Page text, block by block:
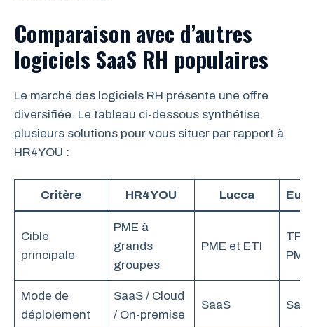
Comparaison avec d’autres
logiciels SaaS RH populaires
Le marché des logiciels RH présente une offre
diversifiée. Le tableau ci-dessous synthétise
plusieurs solutions pour vous situer par rapport à
HR4YOU :
Critère HR4YOU Lucca
Cible
principale
PME à
grands
groupes
PME et ETI
TPE
PME
Mode de
déploiement
SaaS / Cloud
/ On-premise
SaaS